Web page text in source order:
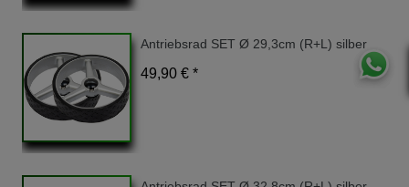
Antriebsrad SET Ø 29,3cm (R+L) silber
49,90 € *